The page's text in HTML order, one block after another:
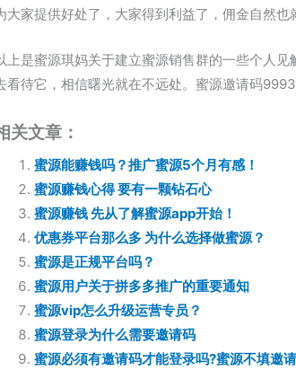
大家提供好处了，大家得到利益了，佣金自然也
上是蜜源琪妈关于建立蜜源销售群的一些个人
看待它，相信曙光就在不远处。蜜源邀请码
关文章：
蜜源能赚钱吗？推广蜜源5个月有感！
蜜源赚钱心得 要有一颗钻石心
蜜源赚钱 先从了解蜜源app开始！
优惠券平台那么多 为什么选择做蜜源？
蜜源是正规平台吗？
蜜源用户关于拼多多推广的重要通知
蜜源vip怎么升级运营专员？
蜜源登录为什么需要邀请码
蜜源必须有邀请码才能登录吗?蜜源不填邀